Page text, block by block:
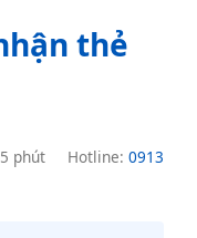
thẻ
phút Hotline: 0913